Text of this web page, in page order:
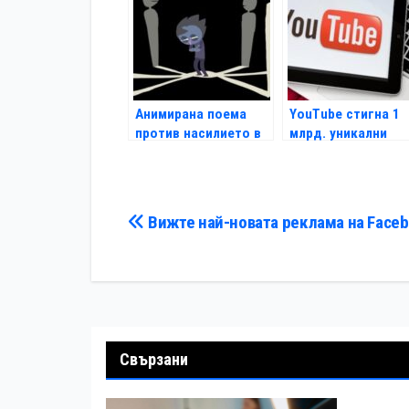
Анимирана поема
против насилието в
YouTube стигна 1
млрд. уникални
Навигация
Вижте най-новата реклама на
Свързани